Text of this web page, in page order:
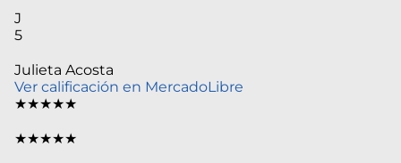
J
5
Julieta Acosta
Ver calificación en MercadoLibre
★★★★★
★★★★★